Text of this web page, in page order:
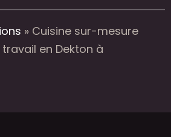
» Cuisine sur-mesure
en Dekton à